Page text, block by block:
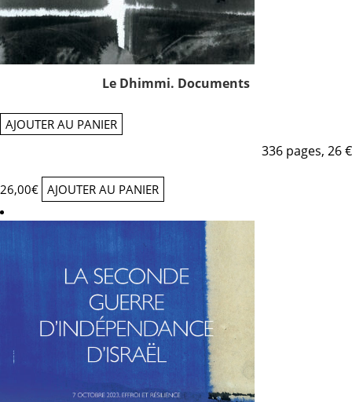
Le Dhimmi. Documents
AJOUTER AU PANIER
336 pages, 26 €
26,00€ AJOUTER AU PANIER